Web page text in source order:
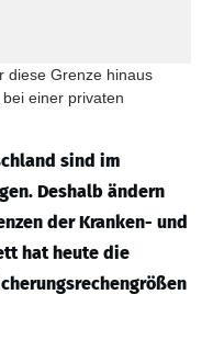
diese Grenze hinaus
einer privaten
sind im
Deshalb ändern
der Kranken- und
hat heute die